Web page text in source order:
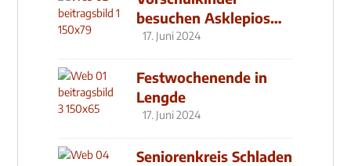
besuchen Asklepios
Klinik
17. Juni 2024
Festwochenende in
Lengde
17. Juni 2024
Seniorenkreis Schladen